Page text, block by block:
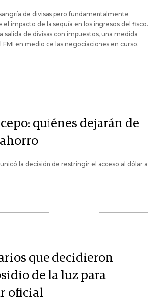
de divisas pero fundamentalmente
el impacto de la sequía en los ingresos del fisco.
salida de divisas con impuestos, una medida
FMI en medio de las negociaciones en curso.
quiénes dejarán de
la decisión de restringir el acceso al dólar a
que decidieron
de la luz para
oficial